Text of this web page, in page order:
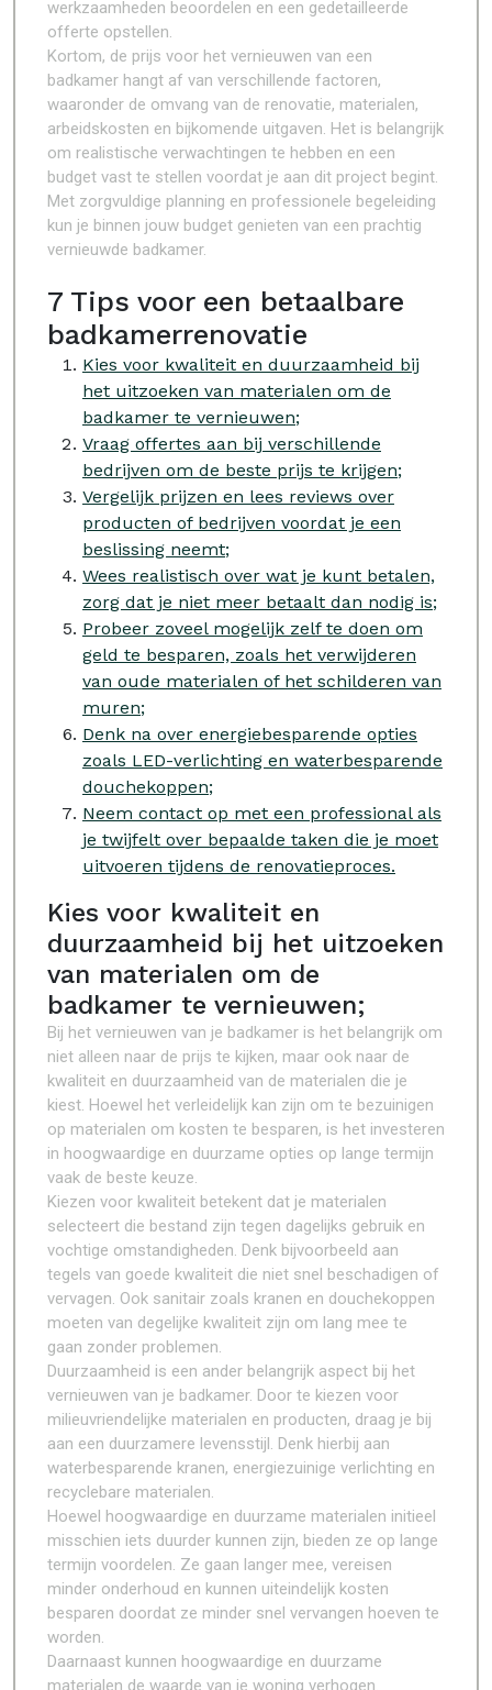
werkzaamheden beoordelen en een gedetailleerde
offerte opstellen.
Kortom, de prijs voor het vernieuwen van een
badkamer hangt af van verschillende factoren,
waaronder de omvang van de renovatie, materialen,
arbeidskosten en bijkomende uitgaven. Het is belangrijk
om realistische verwachtingen te hebben en een
budget vast te stellen voordat je aan dit project begint.
Met zorgvuldige planning en professionele begeleiding
kun je binnen jouw budget genieten van een prachtig
vernieuwde badkamer.
7 Tips voor een betaalbare
badkamerrenovatie
Kies voor kwaliteit en duurzaamheid bij
het uitzoeken van materialen om de
badkamer te vernieuwen;
Vraag offertes aan bij verschillende
bedrijven om de beste prijs te krijgen;
Vergelijk prijzen en lees reviews over
producten of bedrijven voordat je een
beslissing neemt;
Wees realistisch over wat je kunt betalen,
zorg dat je niet meer betaalt dan nodig is;
Probeer zoveel mogelijk zelf te doen om
geld te besparen, zoals het verwijderen
van oude materialen of het schilderen van
muren;
Denk na over energiebesparende opties
zoals LED-verlichting en waterbesparende
douchekoppen;
Neem contact op met een professional als
je twijfelt over bepaalde taken die je moet
uitvoeren tijdens de renovatieproces.
Kies voor kwaliteit en
duurzaamheid bij het uitzoeken
van materialen om de
badkamer te vernieuwen;
Bij het vernieuwen van je badkamer is het belangrijk om
niet alleen naar de prijs te kijken, maar ook naar de
kwaliteit en duurzaamheid van de materialen die je
kiest. Hoewel het verleidelijk kan zijn om te bezuinigen
op materialen om kosten te besparen, is het investeren
in hoogwaardige en duurzame opties op lange termijn
vaak de beste keuze.
Kiezen voor kwaliteit betekent dat je materialen
selecteert die bestand zijn tegen dagelijks gebruik en
vochtige omstandigheden. Denk bijvoorbeeld aan
tegels van goede kwaliteit die niet snel beschadigen of
vervagen. Ook sanitair zoals kranen en douchekoppen
moeten van degelijke kwaliteit zijn om lang mee te
gaan zonder problemen.
Duurzaamheid is een ander belangrijk aspect bij het
vernieuwen van je badkamer. Door te kiezen voor
milieuvriendelijke materialen en producten, draag je bij
aan een duurzamere levensstijl. Denk hierbij aan
waterbesparende kranen, energiezuinige verlichting en
recyclebare materialen.
Hoewel hoogwaardige en duurzame materialen initieel
misschien iets duurder kunnen zijn, bieden ze op lange
termijn voordelen. Ze gaan langer mee, vereisen
minder onderhoud en kunnen uiteindelijk kosten
besparen doordat ze minder snel vervangen hoeven te
worden.
Daarnaast kunnen hoogwaardige en duurzame
materialen de waarde van je woning verhogen.